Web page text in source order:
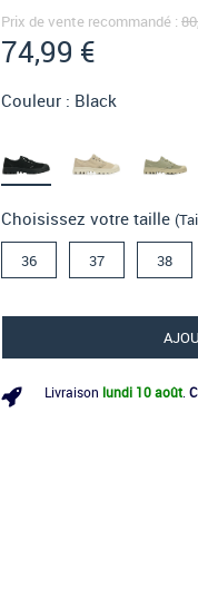
Prix de vente recommandé :
74,99 €
Couleur : Black
Choisissez votre taille
36 37 38
Livraison lundi 10 août